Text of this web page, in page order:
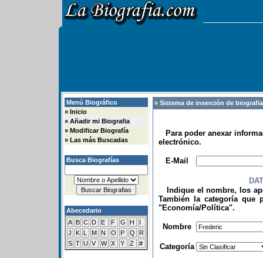
Menú Biográfico
» Inicio
» Añadir mi Biografia
» Modificar Biografía
» Las más Buscadas
Busca Biografías
Abecedario
A B C D E F G H
I
J
K L M N O P Q
R
S T U V W X Y Z #
» Sistema de inserción de
Para poder anexar
electrónico.
E-Mail
Indique el nombre, los
También la categoría que
"Economía/Política".
Nombre
Categoría